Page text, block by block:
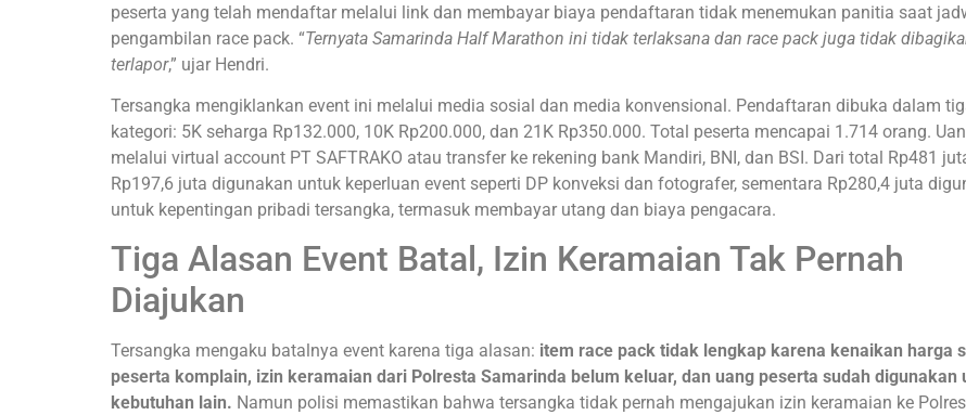
peserta yang telah mendaftar melalui link dan membayar biaya pendaftaran tidak menemukan panitia saat
pengambilan race pack. “Ternyata Samarinda Half Marathon ini tidak terlaksana dan race pack juga tidak
terlapor,” ujar Hendri.
Tersangka mengiklankan event ini melalui media sosial dan media konvensional. Pendaftaran dibuka dalam
kategori: 5K seharga Rp132.000, 10K Rp200.000, dan 21K Rp350.000. Total peserta mencapai 1.714 orang.
melalui virtual account PT SAFTRAKO atau transfer ke rekening bank Mandiri, BNI, dan BSI. Dari total Rp481
Rp197,6 juta digunakan untuk keperluan event seperti DP konveksi dan fotografer, sementara Rp280,4 juta
untuk kepentingan pribadi tersangka, termasuk membayar utang dan biaya pengacara.
Tiga Alasan Event Batal, Izin Keramaian Tak Pernah
Diajukan
Tersangka mengaku batalnya event karena tiga alasan: item race pack tidak lengkap karena kenaikan harga
peserta komplain, izin keramaian dari Polresta Samarinda belum keluar, dan uang peserta sudah digunakan
kebutuhan lain. Namun polisi memastikan bahwa tersangka tidak pernah mengajukan izin keramaian ke